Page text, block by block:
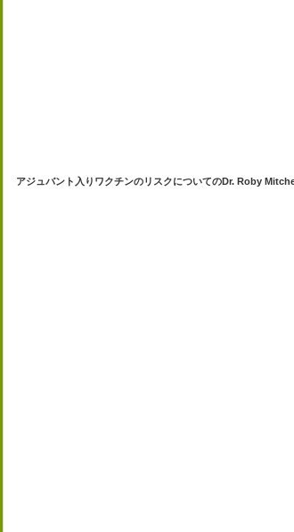
アジュバント入りワクチンのリスクについてのDr. Roby